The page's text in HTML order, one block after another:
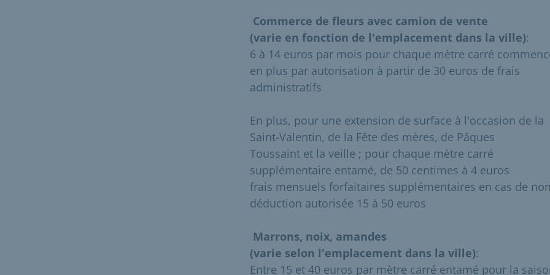
Commerce de fleurs avec camion de vente
(varie en fonction de l'emplacement dans la ville):
6 à 14 euros par mois pour chaque mètre carré
en plus par autorisation à partir de 30 euros de frais
administratifs
En plus, pour une extension de surface à l'occasion de la
Saint-Valentin, de la Fête des mères, de Pâques
Toussaint et la veille ; pour chaque mètre carré
supplémentaire entamé, de 50 centimes à 4 euros
frais mensuels forfaitaires supplémentaires en cas de
déduction autorisée 15 à 50 euros
Marrons, noix, amandes
(varie selon l'emplacement dans la ville):
Entre 15 et 40 euros par mètre carré entamé pour la